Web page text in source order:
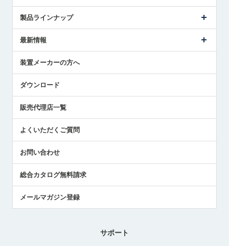
ごあいさつ
受賞履歴
採用情報
国/地域/言語
製品ラインナップ
ツールセッタ製品
エアマイクロセンサ製品
最新情報
メトロールの技術
社員ブログ
中小企業のBCP地震対策
センサのテクニカルガイド
社長ブログ
装置メーカーの方へ
ダウンロード
販売代理店一覧
よくいただくご質問
お問い合わせ
総合カタログ無料請求
メールマガジン登録
サポート